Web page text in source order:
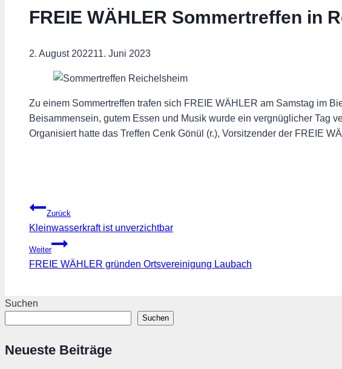
FREIE WÄHLER Sommertreffen in
2. August 202211. Juni 2023
Zu einem Sommertreffen trafen sich FREIE WÄHLER am Samstag im
Beisammensein, gutem Essen und Musik wurde ein vergnüglicher Tag
Organisiert hatte das Treffen Cenk Gönül (r.), Vorsitzender der FREIE
Beitragsnavigation
Zurück
Kleinwasserkraft ist unverzichtbar
Weiter
FREIE WÄHLER gründen Ortsvereinigung Laubach
Suchen
Suchen
Neueste Beiträge